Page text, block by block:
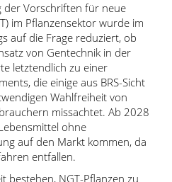
der Vorschriften für neue
im Pflanzensektor wurde im
auf die Frage reduziert, ob
von Gentechnik in der
letztendlich zu einer
die einige aus BRS-Sicht
Wahlfreiheit von
missachtet. Ab 2028
ohne
auf den Markt kommen, da
entfallen.
bestehen, NGT-Pflanzen zu